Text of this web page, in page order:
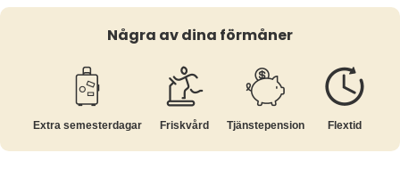
Några av dina förmåner
Extra semesterdagar Friskvård Tjänste­pension Flextid